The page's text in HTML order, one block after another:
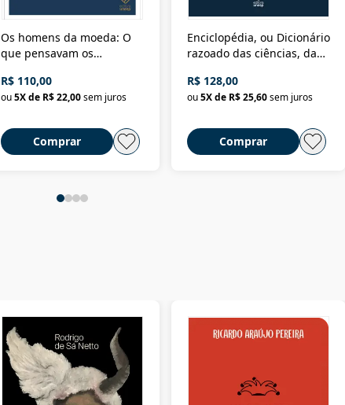
Os homens da moeda: O
que pensavam os
Nova República (1985-
2018)
R$ 110,00
ou5X de R$ 22,00sem juros
Comprar
Enciclopédia, ou Dicionário
razoado das ciências, das
Civilização material
R$ 128,00
ou5X de R$ 25,60sem juros
Comprar